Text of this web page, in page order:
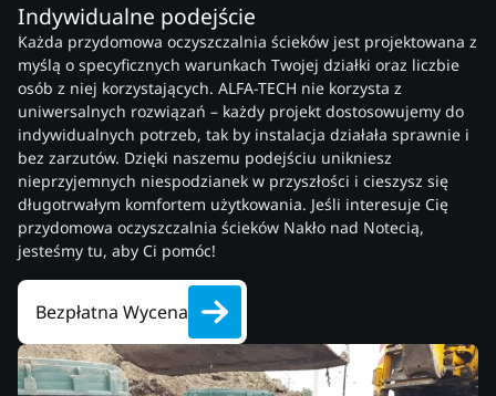
Indywidualne podejście
Każda przydomowa oczyszczalnia ścieków jest projektowana z
myślą o specyficznych warunkach Twojej działki oraz liczbie
osób z niej korzystających. ALFA-TECH nie korzysta z
uniwersalnych rozwiązań – każdy projekt dostosowujemy do
indywidualnych potrzeb, tak by instalacja działała sprawnie i
bez zarzutów. Dzięki naszemu podejściu unikniesz
nieprzyjemnych niespodzianek w przyszłości i cieszysz się
długotrwałym komfortem użytkowania. Jeśli interesuje Cię
przydomowa oczyszczalnia ścieków Nakło nad Notecią,
jesteśmy tu, aby Ci pomóc!
Bezpłatna Wycena